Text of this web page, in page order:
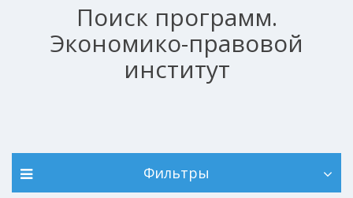
Поиск программ.
Экономико-правовой
институт
Фильтры